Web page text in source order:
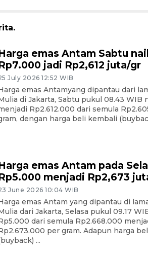
emas Antam Sabtu
jadi Rp2,612 juta/gr
July 2026 12:52 WIB
emas Antamyang dipantau dari
di Jakarta, Sabtu pukul 08.43 WIB
Rp2.612.000 dari semula
dengan harga beli kembali
emas Antam pada
menjadi Rp2,673
June 2026 10:04 WIB
emas Antam yang dipantau di
dari Jakarta, Selasa pukul 09.17
dari semula Rp2.668.000
per gram. Adapun harga
...